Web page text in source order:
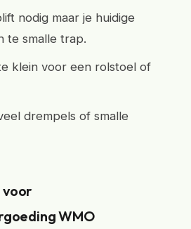
nodig maar je huidige
te smalle trap.
klein voor een rolstoel of
drempels of smalle
voor
WMO